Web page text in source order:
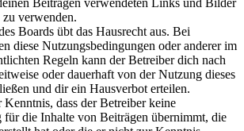
Beiträgen verwendeten Links und Bilder
zu verwenden.
Boards übt das Hausrecht aus. Bei
diese Nutzungsbedingungen oder anderer im
Regeln kann der Betreiber dich nach
oder dauerhaft von der Nutzung dieses
und dir ein Hausverbot erteilen.
dass der Betreiber keine
für die Inhalte von Beiträgen übernimmt, die